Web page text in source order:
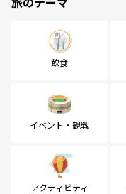
飲食
イベント・観戦
アクティビティ